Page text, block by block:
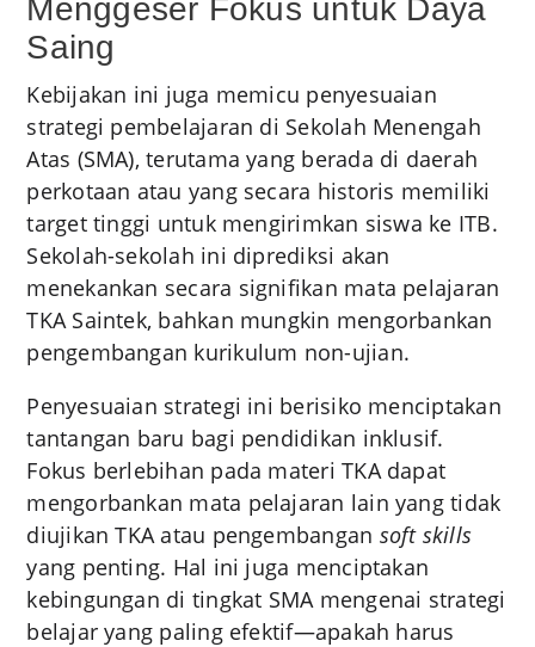
Menggeser Fokus untuk Daya
Saing
Kebijakan ini juga memicu penyesuaian
strategi pembelajaran di Sekolah Menengah
Atas (SMA), terutama yang berada di daerah
perkotaan atau yang secara historis memiliki
target tinggi untuk mengirimkan siswa ke ITB.
Sekolah-sekolah ini diprediksi akan
menekankan secara signifikan mata pelajaran
TKA Saintek, bahkan mungkin mengorbankan
pengembangan kurikulum non-ujian.
Penyesuaian strategi ini berisiko menciptakan
tantangan baru bagi pendidikan inklusif.
Fokus berlebihan pada materi TKA dapat
mengorbankan mata pelajaran lain yang tidak
diujikan TKA atau pengembangan soft skills
yang penting. Hal ini juga menciptakan
kebingungan di tingkat SMA mengenai strategi
belajar yang paling efektif—apakah harus